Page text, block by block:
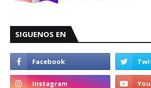
SIGUENOS EN